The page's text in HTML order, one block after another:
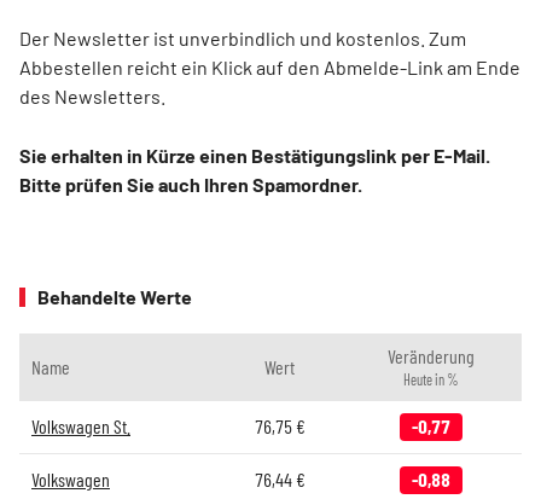
Der Newsletter ist unverbindlich und kostenlos. Zum
Abbestellen reicht ein Klick auf den Abmelde-Link am Ende
des Newsletters.
Sie erhalten in Kürze einen Bestätigungslink per E-Mail.
Bitte prüfen Sie auch Ihren Spamordner.
Behandelte Werte
Name Wert Veränderung
Heute in %
Volkswagen St. 76,75€ -0,77
Volkswagen 76,44€ -0,88